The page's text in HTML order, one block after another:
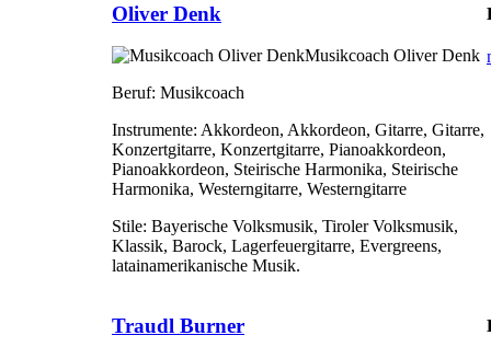
Oliver Denk
Musikcoach Oliver Denk
Beruf: Musikcoach
Instrumente: Akkordeon, Akkordeon, Gitarre, Gitarre,
Konzertgitarre, Konzertgitarre, Pianoakkordeon,
Pianoakkordeon, Steirische Harmonika, Steirische
Harmonika, Westerngitarre, Westerngitarre
Stile: Bayerische Volksmusik, Tiroler Volksmusik,
Klassik, Barock, Lagerfeuergitarre, Evergreens,
latainamerikanische Musik.
Traudl Burner